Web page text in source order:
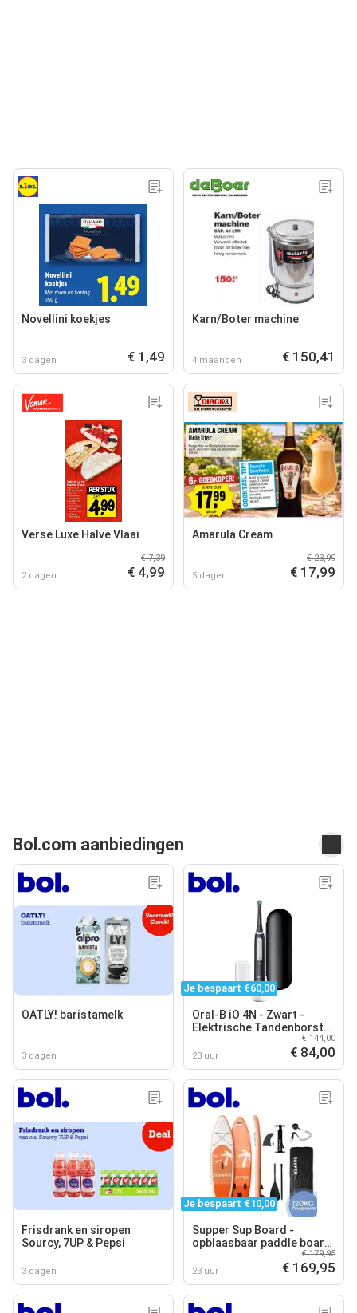
Novellini koekjes
3 dagen € 1,49
Karn/Boter machine
4 maanden € 150,41
Verse Luxe Halve Vlaai
2 dagen
€ 7,39
€ 4,99
Amarula Cream
5 dagen
€ 23,99
€ 17,99
Bol.com aanbiedingen
OATLY! baristamelk
3 dagen
Je bespaart €60,00
Oral-B iO 4N - Zwart -
Elektrische Tandenborstel
- Ontworpen Door Braun
23 uur
€ 144,00
€ 84,00
Frisdrank en siropen
Sourcy, 7UP & Pepsi
3 dagen
Je bespaart €10,00
Supper Sup Board -
opblaasbaar paddle board
120 kg - peddelen - 285 x
76 cm
23 uur
€ 179,95
€ 169,95